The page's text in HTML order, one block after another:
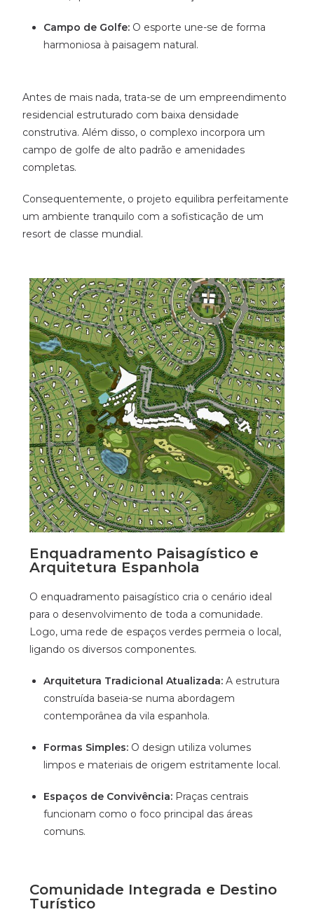
Campo de Golfe: O esporte une-se de forma
harmoniosa à paisagem natural.
Antes de mais nada, trata-se de um empreendimento
residencial estruturado com baixa densidade
construtiva. Além disso, o complexo incorpora um
campo de golfe de alto padrão e amenidades
completas.
Consequentemente, o projeto equilibra perfeitamente
um ambiente tranquilo com a sofisticação de um
resort de classe mundial.
Enquadramento Paisagístico e
Arquitetura Espanhola
O enquadramento paisagístico cria o cenário ideal
para o desenvolvimento de toda a comunidade.
Logo, uma rede de espaços verdes permeia o local,
ligando os diversos componentes.
Arquitetura Tradicional Atualizada: A estrutura
construída baseia-se numa abordagem
contemporânea da vila espanhola.
Formas Simples: O design utiliza volumes
limpos e materiais de origem estritamente local.
Espaços de Convivência: Praças centrais
funcionam como o foco principal das áreas
comuns.
Comunidade Integrada e Destino
Turístico